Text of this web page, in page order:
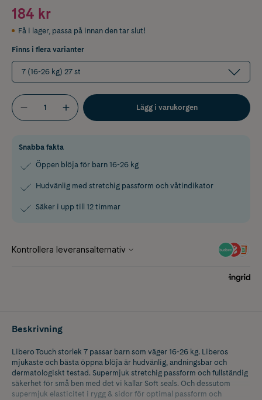
184 kr
Få i lager, passa på innan den tar slut!
Finns i flera varianter
7 (16-26 kg) 27 st
Lägg i varukorgen
Snabba fakta
Öppen blöja för barn 16-26 kg
Hudvänlig med stretchig passform och våtindikator
Säker i upp till 12 timmar
Beskrivning
Libero Touch storlek 7 passar barn som väger 16-26 kg. Liberos
mjukaste och bästa öppna blöja är hudvänlig, andningsbar och
dermatologiskt testad. Supermjuk stretchig passform och fullständig
säkerhet för små ben med det vi kallar Soft seals. Och dessutom
supermjuk elasticitet i rygg & sidor för optimal passform och